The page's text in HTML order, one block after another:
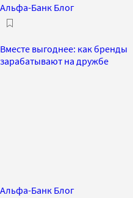
Альфа-Банк Блог
Вместе выгоднее: как бренды
зарабатывают на дружбе
Альфа-Банк Блог